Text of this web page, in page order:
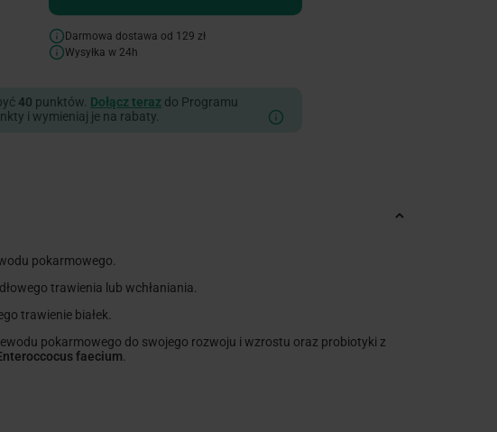
Darmowa dostawa od 129 zł
Wysyłka w 24h
40 punktów. Dołącz terazdo Programu
i wymieniaj je na rabaty.
pokarmowego.
trawienia lub wchłaniania.
trawienie białek.
pokarmowego do swojego rozwoju i wzrostu oraz probiotyki z
faecium